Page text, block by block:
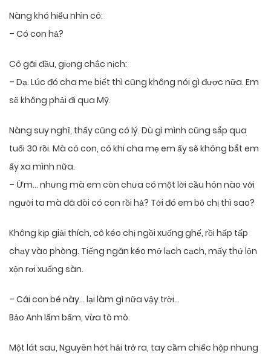
Nàng khó hiểu nhìn cô:
– Có con hả?
Cô gãi đầu, giọng chắc nịch:
– Dạ. Lúc đó cha mẹ biết thì cũng không nói gì được nữa. Em
sẽ không phải đi qua Mỹ.
Nàng suy nghĩ, thấy cũng có lý. Dù gì mình cũng sắp qua
tuổi 30 rồi. Mà có con, có khi cha mẹ em ấy sẽ không bắt em
ấy xa mình nữa.
– Ừm… nhưng mà em còn chưa có một lời cầu hôn nào với
người ta mà đã đòi có con rồi hả? Tới đó em bỏ chị thì sao?
Không kịp giải thích, cô kéo chị ngồi xuống ghế, rồi hấp tấp
chạy vào phòng. Tiếng ngăn kéo mở lạch cạch, mấy thứ lộn
xộn rơi xuống sàn.
– Cái con bé này… lại làm gì nữa vậy trời…
Bảo Anh lẩm bẩm, vừa tò mò.
Một lát sau, Nguyên hớt hải trở ra, tay cầm chiếc hộp nhung